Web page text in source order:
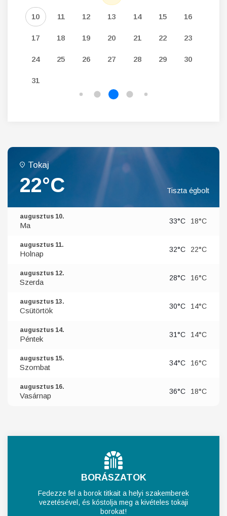
10 11 12 13 14 15 16
17 18 19 20 21 22 23
24 25 26 27 28 29 30
31
Tokaj
22°C Tiszta égbolt
augusztus 10.
Ma 33°C 18°C
augusztus 11.
Holnap 32°C 22°C
augusztus 12.
Szerda 28°C 16°C
augusztus 13.
Csütörtök 30°C 14°C
augusztus 14.
Péntek 31°C 14°C
augusztus 15.
Szombat 34°C 16°C
augusztus 16.
Vasárnap 36°C 18°C
BORÁSZATOK
Fedezze fel a borok titkait a helyi szakemberek
vezetésével, és kóstolja meg a kivételes tokaji
borokat!